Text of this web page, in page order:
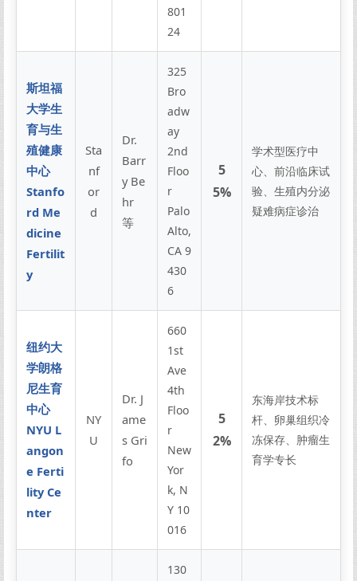
801
24
斯坦福
大学生
育与生
殖健康
中心
Stanfo
rd Me
dicine
Fertilit
y
Sta
nf
or
d
Dr.
Barr
y Be
hr
等
325
Bro
adw
ay
2nd
Floo
r
Palo
Alto,
CA 9
430
6
5
5%
学术型医疗中
心、前沿临床试
验、生殖内分泌
疑难病症诊治
纽约大
学朗格
尼生育
中心
NYU L
angon
e Ferti
lity Ce
nter
NY
U
Dr. J
ame
s Gri
fo
660
1st
Ave
4th
Floo
r
New
Yor
k, N
Y 10
016
5
2%
东海岸技术标
杆、卵巢组织冷
冻保存、肿瘤生
育学专长
130